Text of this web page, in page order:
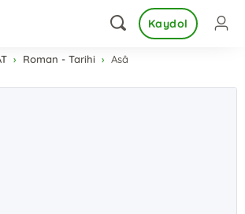
Kaydol
Roman - Tarihi Asâ